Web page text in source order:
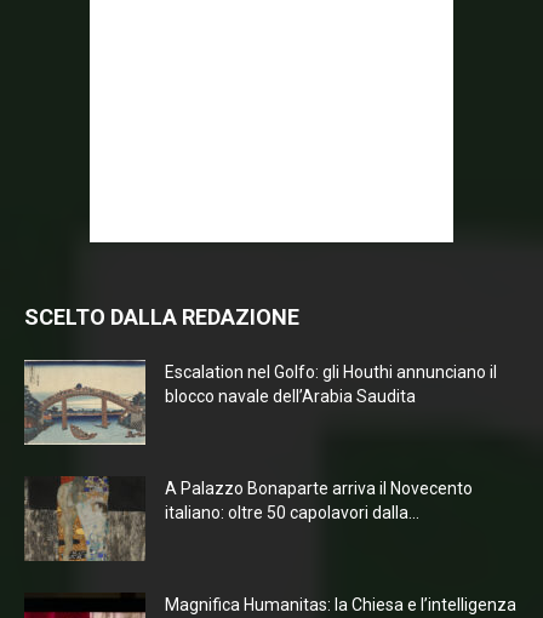
SCELTO DALLA REDAZIONE
Escalation nel Golfo: gli Houthi annunciano il
blocco navale dell’Arabia Saudita
A Palazzo Bonaparte arriva il Novecento
italiano: oltre 50 capolavori dalla...
Magnifica Humanitas: la Chiesa e l’intelligenza